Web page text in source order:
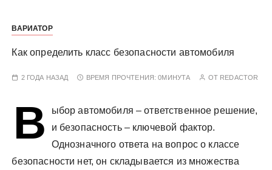
ВАРИАТОР
Как определить класс безопасности автомобиля
2 ГОДА НАЗАД ВРЕМЯ ПРОЧТЕНИЯ:0МИНУТА ОТ REDACTOR
В
ыбор автомобиля – ответственное решение,
и безопасность – ключевой фактор.
Однозначного ответа на вопрос о классе
безопасности нет, он складывается из множества